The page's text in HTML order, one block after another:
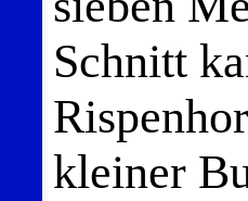
Schnitt
kleiner